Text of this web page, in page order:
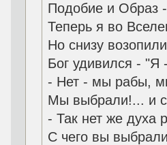
Подобие и Образ
Теперь я во
Но снизу
Бог удивился -
- Нет - мы рабы,
Мы выбрали!... и
- Так нет же духа
С чего вы